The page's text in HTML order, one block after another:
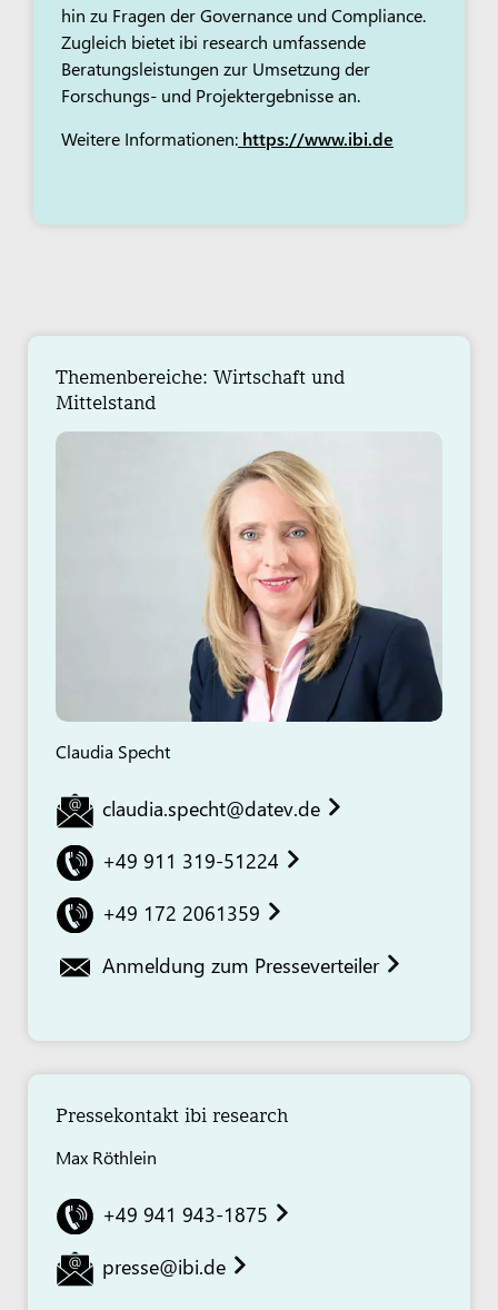
hin zu Fragen der Governance und Compliance.
Zugleich bietet ibi research umfassende
Beratungsleistungen zur Umsetzung der
Forschungs- und Projektergebnisse an.
Weitere Informationen: https://www.ibi.de
Themenbereiche: Wirtschaft und
Mittelstand
Claudia Specht
claudia.specht@datev.de
+49 911 319-51224
+49 172 2061359
Anmeldung zum Presseverteiler
Pressekontakt ibi research
Max Röthlein
+49 941 943-1875
presse@ibi.de